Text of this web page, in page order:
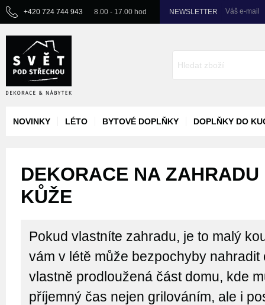
+420 724 744 943 8.00 - 17.00 hod NEWSLETTER Váš e-mail
NOVINKY LÉTO BYTOVÉ DOPLŇKY DOPLŇKY DO
DEKORACE NA
KŮŽE
Pokud vlastníte zahradu, je to malý
vám v létě může bezpochyby nahradit
vlastně prodloužená část domu, kde
příjemný čas nejen grilováním, ale i